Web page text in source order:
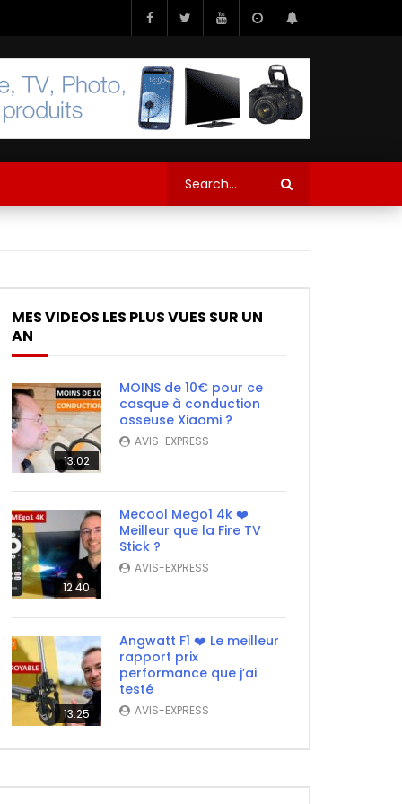
MES VIDEOS LES PLUS VUES SUR UN
AN
13:02
MOINS de 10€ pour ce
casque à conduction
osseuse Xiaomi ?
AVIS-EXPRESS
12:40
Mecool Mego1 4k ❤️
Meilleur que la Fire TV
Stick ?
AVIS-EXPRESS
13:25
Angwatt F1 ❤️ Le meilleur
rapport prix
performance que j’ai
testé
AVIS-EXPRESS